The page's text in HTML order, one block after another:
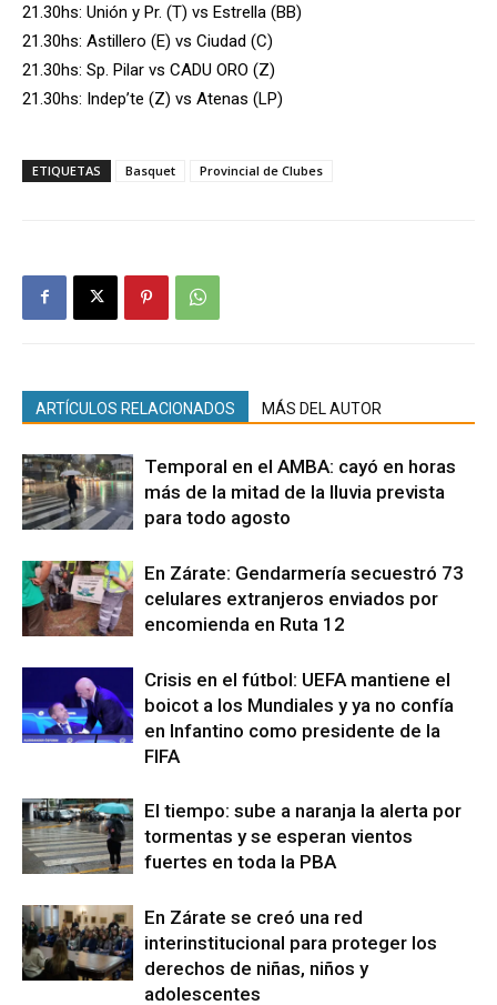
21.30hs: Unión y Pr. (T) vs Estrella (BB)
21.30hs: Astillero (E) vs Ciudad (C)
21.30hs: Sp. Pilar vs CADU ORO (Z)
21.30hs: Indep’te (Z) vs Atenas (LP)
ETIQUETAS Basquet Provincial de Clubes
ARTÍCULOS RELACIONADOS MÁS DEL AUTOR
Temporal en el AMBA: cayó en horas
más de la mitad de la lluvia prevista
para todo agosto
En Zárate: Gendarmería secuestró 73
celulares extranjeros enviados por
encomienda en Ruta 12
Crisis en el fútbol: UEFA mantiene el
boicot a los Mundiales y ya no confía
en Infantino como presidente de la
FIFA
El tiempo: sube a naranja la alerta por
tormentas y se esperan vientos
fuertes en toda la PBA
En Zárate se creó una red
interinstitucional para proteger los
derechos de niñas, niños y
adolescentes